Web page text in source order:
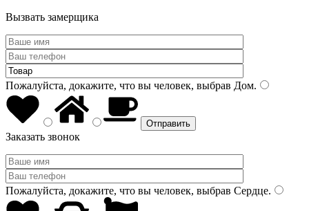
Вызвать замерщика
Пожалуйста, докажите, что вы человек, выбрав Дом.
Заказать звонок
Пожалуйста, докажите, что вы человек, выбрав Сердце.